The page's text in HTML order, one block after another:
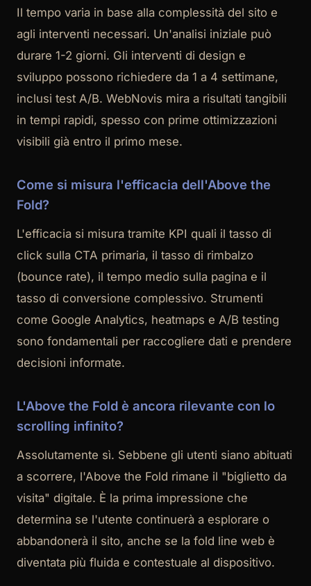
Il tempo varia in base alla complessità del sito e
agli interventi necessari. Un'analisi iniziale può
durare 1-2 giorni. Gli interventi di design e
sviluppo possono richiedere da 1 a 4 settimane,
inclusi test A/B. WebNovis mira a risultati tangibili
in tempi rapidi, spesso con prime ottimizzazioni
visibili già entro il primo mese.
Come si misura l'efficacia dell'Above the
Fold?
L'efficacia si misura tramite KPI quali il tasso di
click sulla CTA primaria, il tasso di rimbalzo
(bounce rate), il tempo medio sulla pagina e il
tasso di conversione complessivo. Strumenti
come Google Analytics, heatmaps e A/B testing
sono fondamentali per raccogliere dati e prendere
decisioni informate.
L'Above the Fold è ancora rilevante con lo
scrolling infinito?
Assolutamente sì. Sebbene gli utenti siano abituati
a scorrere, l'Above the Fold rimane il "biglietto da
visita" digitale. È la prima impressione che
determina se l'utente continuerà a esplorare o
abbandonerà il sito, anche se la fold line web è
diventata più fluida e contestuale al dispositivo.